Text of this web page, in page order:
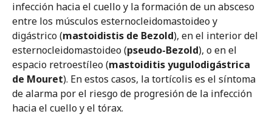
infección hacia el cuello y la formación de un absceso
entre los músculos esternocleidomastoideo y
digástrico (mastoidistis de Bezold), en el interior del
esternocleidomastoideo (pseudo-Bezold), o en el
espacio retroestíleo (mastoiditis yugulodigástrica
de Mouret). En estos casos, la tortícolis es el síntoma
de alarma por el riesgo de progresión de la infección
hacia el cuello y el tórax.